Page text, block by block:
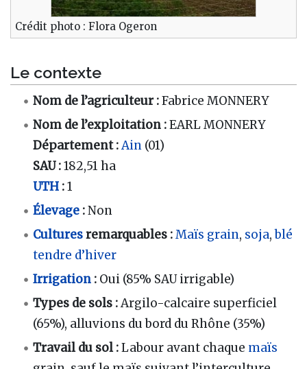
Crédit photo : Flora Ogeron
Le contexte
Nom de l’agriculteur :Fabrice MONNERY
Nom de l’exploitation :EARL MONNERY
Département :Ain (01)
SAU :182,51 ha
UTH :1
Élevage :Non
Culturesremarquables :Maïs grain, soja,blé
tendre d’hiver
Irrigation : Oui (85% SAU irrigable)
Types de sols :Argilo-calcaire superficiel
(65%), alluvions du bord du Rhône (35%)
Travail du sol :Labour avant chaque maïs